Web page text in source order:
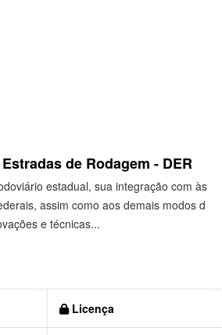
de Rodagem - DER
estadual, sua integração com às
assim como aos demais modos d
e técnicas...
Licença